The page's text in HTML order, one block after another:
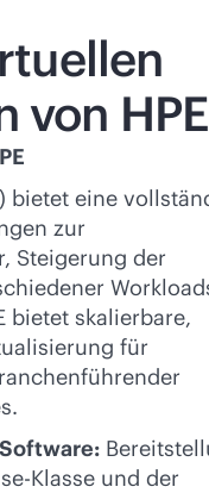
von
bietet eine
zur
Steigerung der
bietet skalierbare,
für
Klasse und der